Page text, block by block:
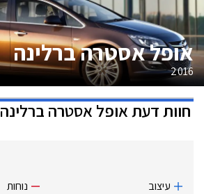
אופל אסטרה ברלינה
2016
חוות דעתאופל אסטרה ברלינה
עיצוב
נוחות